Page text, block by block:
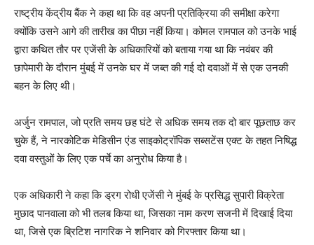
राष्ट्रीय केंद्रीय बैंक ने कहा था कि वह अपनी प्रतिक्रिया की समीक्षा करेगा
क्योंकि उसने आगे की तारीख का पीछा नहीं किया। कोमल रामपाल को उनके भाई
द्वारा कथित तौर पर एजेंसी के अधिकारियों को बताया गया था कि नवंबर की
छापेमारी के दौरान मुंबई में उनके घर में जब्त की गई दो दवाओं में से एक उनकी
बहन के लिए थी।
अर्जुन रामपाल, जो प्रति समय छह घंटे से अधिक समय तक दो बार पूछताछ कर
चुके हैं, ने नारकोटिक मेडिसीन एंड साइकोट्रॉपिक सब्सटेंस एक्ट के तहत निषिद्ध
दवा वस्तुओं के लिए एक पर्चे का अनुरोध किया है।
एक अधिकारी ने कहा कि ड्रग रोधी एजेंसी ने मुंबई के प्रसिद्ध सुपारी विक्रेता
मुछाद पानवाला को भी तलब किया था, जिसका नाम करण सजनी में दिखाई दिया
था, जिसे एक ब्रिटिश नागरिक ने शनिवार को गिरफ्तार किया था।